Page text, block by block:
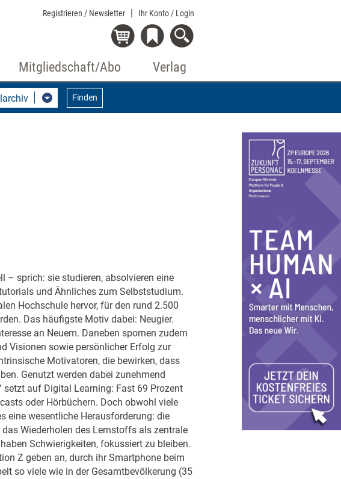
Registrieren / Newsletter Ihr Konto / Login
Mitgliedschaft/Abo Verlag
Finden
– sprich: sie studieren, absolvieren eine
und Ähnliches zum Selbststudium.
Hochschule hervor, für den rund 2.500
Das häufigste Motiv dabei: Neugier.
an Neuem. Daneben spornen zudem
Visionen sowie persönlicher Erfolg zur
Motivatoren, die bewirken, dass
Genutzt werden dabei zunehmend
setzt auf Digital Learning: Fast 69 Prozent
oder Hörbüchern. Doch obwohl viele
eine wesentliche Herausforderung: die
Wiederholen des Lernstoffs als zentrale
Schwierigkeiten, fokussiert zu bleiben.
Z geben an, durch ihr Smartphone beim
so viele wie in der Gesamtbevölkerung (35